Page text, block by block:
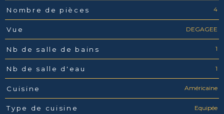
Nombre de pièces 4
Vue DEGAGEE
Nb de salle de bains 1
Nb de salle d'eau 1
Cuisine Américaine
Type de cuisine Equipée